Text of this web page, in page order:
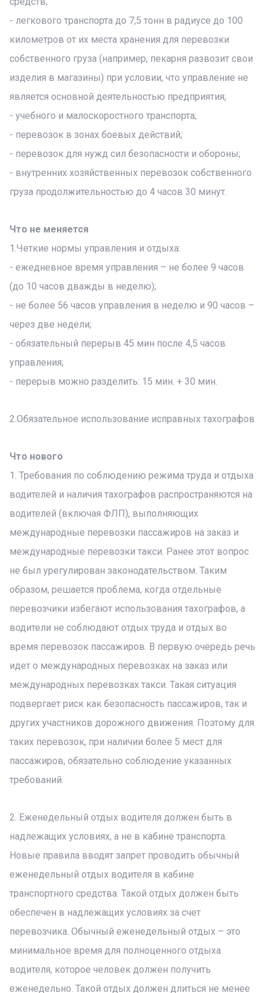
- легкового транспорта до 7,5 тонн в радиусе до 100
километров от их места хранения для перевозки
собственного груза (например, пекарня развозит свои
изделия в магазины) при условии, что управление не
является основной деятельностью предприятия;
- учебного и малоскоростного транспорта;
- перевозок в зонах боевых действий;
- перевозок для нужд сил безопасности и обороны;
- внутренних хозяйственных перевозок собственного
груза продолжительностью до 4 часов 30 минут.
Что не меняется
1.Четкие нормы управления и отдыха:
- ежедневное время управления – не более 9 часов
(до 10 часов дважды в неделю);
- не более 56 часов управления в неделю и 90 часов –
через две недели;
- обязательный перерыв 45 мин после 4,5 часов
управления;
- перерыв можно разделить: 15 мин. + 30 мин.
2.Обязательное использование исправных тахографов
Что нового
1. Требования по соблюдению режима труда и отдыха
водителей и наличия тахографов распространяются на
водителей (включая ФЛП), выполняющих
международные перевозки пассажиров на заказ и
международные перевозки такси. Ранее этот вопрос
не был урегулирован законодательством. Таким
образом, решается проблема, когда отдельные
перевозчики избегают использования тахографов, а
водители не соблюдают отдых труда и отдых во
время перевозок пассажиров. В первую очередь речь
идет о международных перевозках на заказ или
международных перевозках такси. Такая ситуация
подвергает риск как безопасность пассажиров, так и
других участников дорожного движения. Поэтому для
таких перевозок, при наличии более 5 мест для
пассажиров, обязательно соблюдение указанных
требований.
2. Еженедельный отдых водителя должен быть в
надлежащих условиях, а не в кабине транспорта.
Новые правила вводят запрет проводить обычный
еженедельный отдых водителя в кабине
транспортного средства. Такой отдых должен быть
обеспечен в надлежащих условиях за счет
перевозчика. Обычный еженедельный отдых – это
минимальное время для полноценного отдыха
водителя, которое человек должен получить
еженедельно. Такой отдых должен длиться не менее